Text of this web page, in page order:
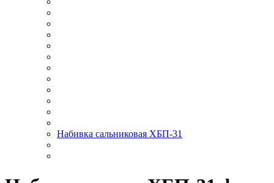
Набивка сальниковая ХБП-31